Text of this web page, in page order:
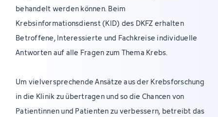
behandelt werden können. Beim
Krebsinformationsdienst (KID) des DKFZ erhalten
Betroffene, Interessierte und Fachkreise individuelle
Antworten auf alle Fragen zum Thema Krebs.
Um vielversprechende Ansätze aus der Krebsforschung
in die Klinik zu übertragen und so die Chancen von
Patientinnen und Patienten zu verbessern, betreibt das